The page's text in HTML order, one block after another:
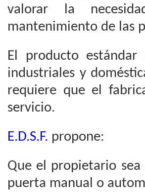
valorar la
mantenimiento de las
El producto estándar
industriales y
requiere que el
servicio.
E.D.S.F. propone:
Que el propietario
puerta manual o